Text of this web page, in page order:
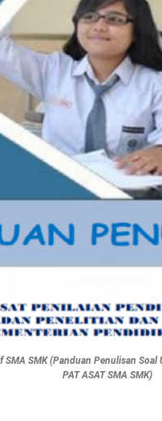
SMK (Panduan Penulisan Soal
PAT ASAT SMA SMK)